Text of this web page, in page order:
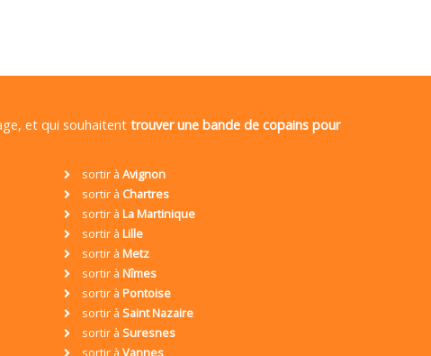
et qui souhaitent trouver une bande de copains pour
sortir à Avignon
sortir à Chartres
sortir à La Martinique
sortir à Lille
sortir à Metz
sortir à Nîmes
sortir à Pontoise
sortir à Saint Nazaire
sortir à Suresnes
sortir à Vannes